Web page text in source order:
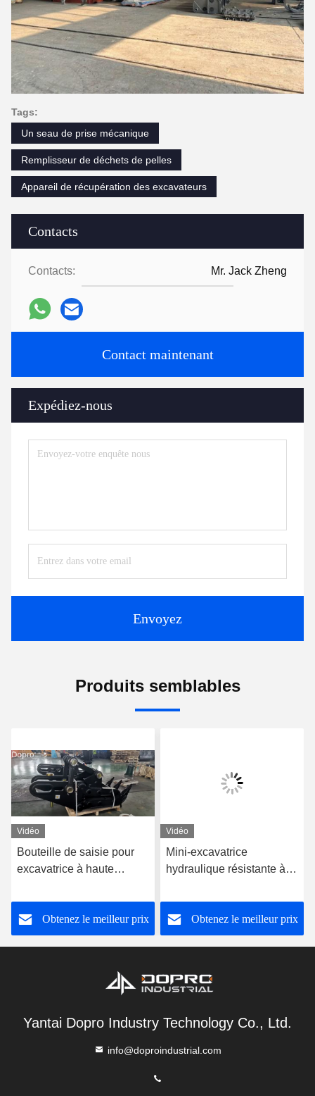
Contacts
Contacts: Mr. Jack Zheng
Contact maintenant
Expédiez-nous
Envoyez
Tags:
Un seau de prise mécanique
Remplisseur de déchets de pelles
Appareil de récupération des excavateurs
Produits semblables
Vidéo
Bouteille de saisie pour
excavatrice à haute
saisie mécanique
Obtenez le meilleur prix
Vidéo
Mini-excavatrice
hydraulique résistante à
d'acier / bois / pierre
Obtenez le meilleur prix
Yantai Dopro Industry Technology Co., Ltd.
info@doproindustrial.com